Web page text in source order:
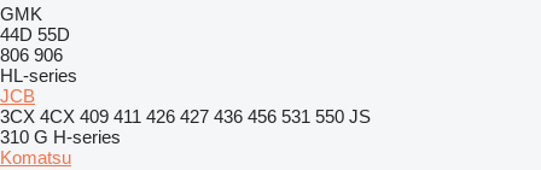
GMK
44D 55D
806 906
HL-series
JCB
3CX 4CX 409 411 426 427 436 456 531 550 JS
310 G H-series
Komatsu